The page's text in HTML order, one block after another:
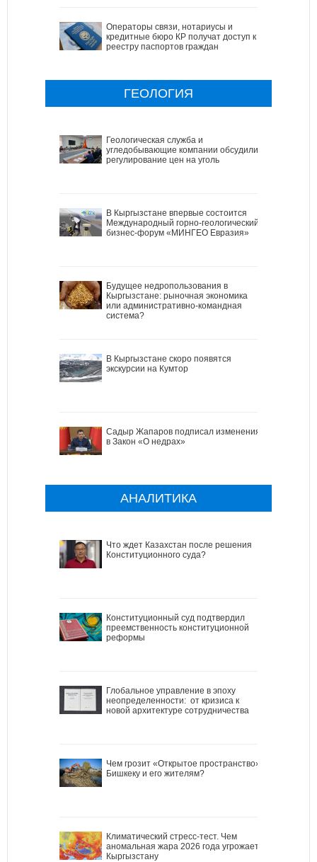
Операторы связи, нотариусы и
кредитные бюро КР получат доступ к
реестру паспортов граждан
ГЕОЛОГИЯ
Геологическая служба и
угледобывающие компании обсудили
регулирование цен на уголь
В Кыргызстане впервые состоится
Международный горно-геологический
бизнес-форум «МИНГЕО Евразия»
Будущее недропользования в
Кыргызстане: рыночная экономика
или административно-командная
система?
В Кыргызстане скоро появятся
экскурсии на Кумтор
Садыр Жапаров подписал изменения
в Закон «О недрах»
АНАЛИТИКА
Что ждет Казахстан после решения
Конституционного суда?
Конституционный суд подтвердил
преемственность конституционной
реформы
Глобальное управление в эпоху
неопределенности: от кризиса к
новой архитектуре сотрудничества
Чем грозит «Открытое пространство»
Бишкеку и его жителям?
Климатический стресс-тест. Чем
аномальная жара 2026 года угрожает
Кыргызстану